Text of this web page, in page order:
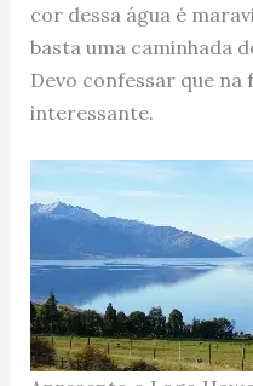
cor dessa água é
basta uma caminhada
Devo confessar que na
interessante.